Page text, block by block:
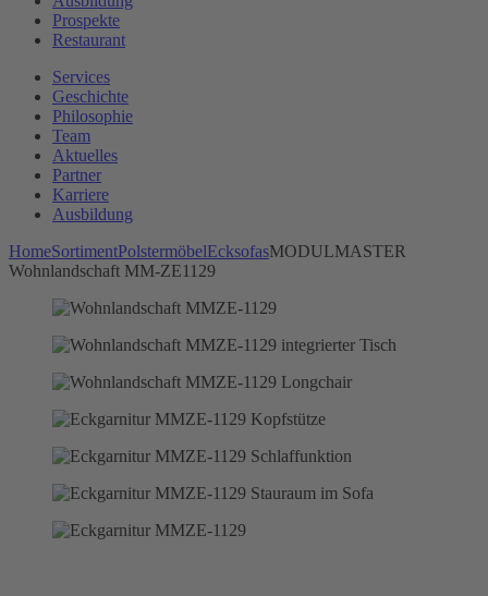
Prospekte
Restaurant
Services
Geschichte
Philosophie
Team
Aktuelles
Partner
Karriere
Ausbildung
HomeSortimentPolstermöbelEcksofasMODULMASTER
Wohnlandschaft MM-ZE1129